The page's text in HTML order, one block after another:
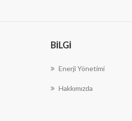
BILGI
Enerji Yönetimi
Hakkımızda